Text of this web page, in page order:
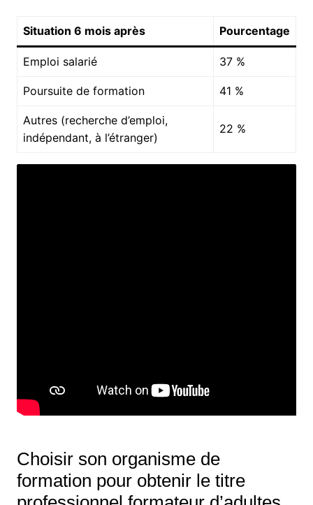
Situation 6 mois après Pourcentage
Emploi salarié 37 %
Poursuite de formation 41 %
Autres (recherche d’emploi,
indépendant, à l’étranger)
22 %
Choisir son organisme de
formation pour obtenir le titre